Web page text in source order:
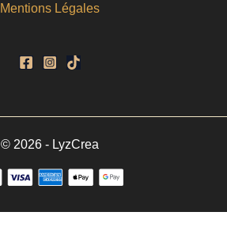
Mentions Légales
© 2026 - LyzCrea